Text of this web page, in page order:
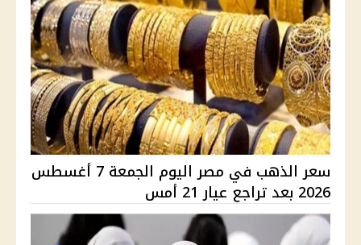
سعر الذهب في مصر اليوم الجمعة 7 أغسطس
2026 بعد تراجع عيار 21 أمس